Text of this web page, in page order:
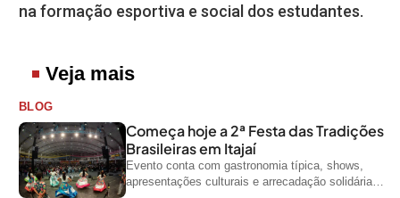
na formação esportiva e social dos estudantes.
Veja mais
BLOG
Começa hoje a 2ª Festa das Tradições
Brasileiras em Itajaí
Evento conta com gastronomia típica, shows,
apresentações culturais e arrecadação solidária